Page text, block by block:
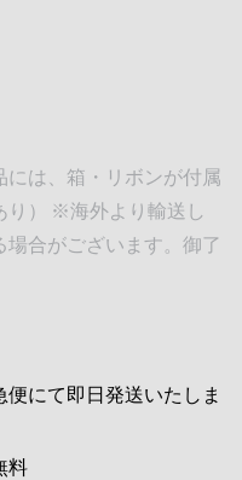
は、箱・リボンが付属
り） ※海外より輸送し
合がございます。御了
にて即日発送いたしま
料